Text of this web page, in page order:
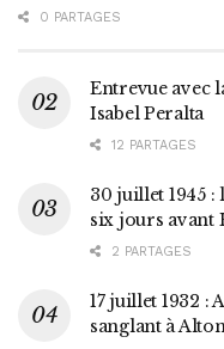
0 PARTAGES
Entrevue avec
Isabel Peralta
12 PARTAGES
30 juillet 1945 :
six jours avant
2 PARTAGES
17 juillet 1932 :
sanglant à